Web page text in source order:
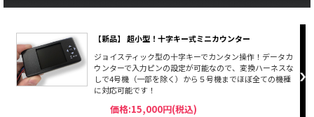
【新品】 超小型！十字キー式ミニカウンター
ジョイスティック型の十字キーでカンタン操作！データカ
ウンターで入力ピンの設定が可能なので、変換ハーネスな
しで4号機（一部を除く）から５号機までほぼ全ての機種
に対応可能です！
価格:15,000円(税込)